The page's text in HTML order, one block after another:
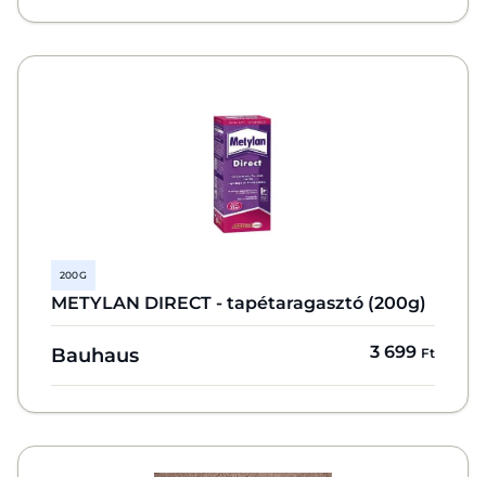
200 G
METYLAN DIRECT - tapétaragasztó (200g)
Bauhaus 3 699 Ft